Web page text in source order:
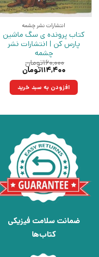
انتشارات نشر چشمه
کتاب پرونده ی سگ ماشین
پارس کن | انتشارات نشر
چشمه
۱۶۰,۰۰۰تومان
قیمت
۱۶۰,۰۰۰تومان
بود.
۱۱۴,۴۰۰تومان
۱۱۴,۴۰۰تومان.افزودن به سبد خرید
ضمانت سلامت فیزیکی
کتاب‌ها